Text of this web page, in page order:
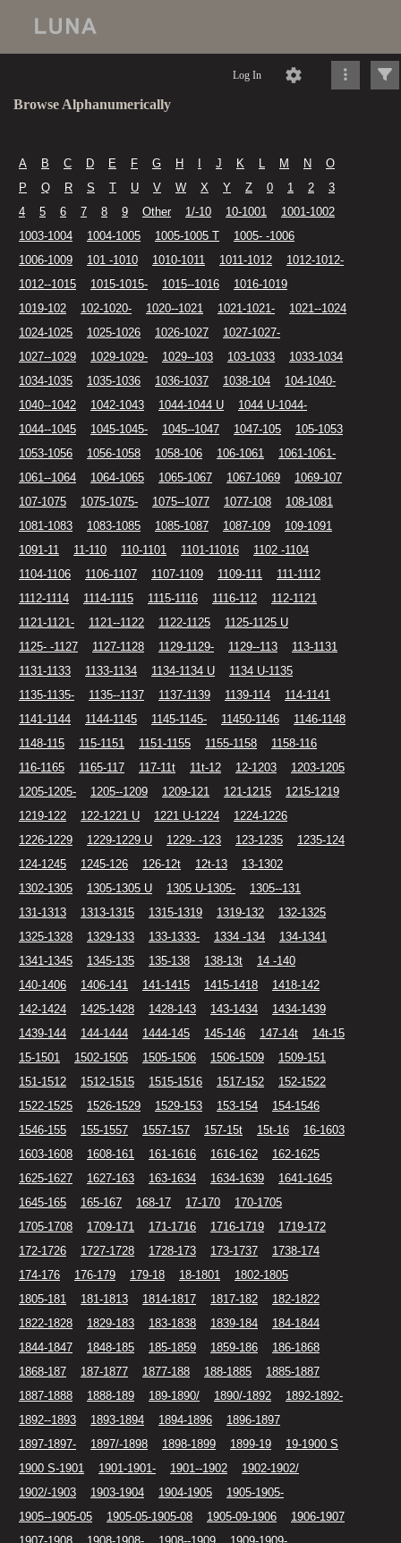
Log In
Browse Alphanumerically
A B C D E F G H J K L M N
O
P
Q R S T U V W X Y Z 0 1 2
3
4
5 6 7 8 9 Other 1/-10 10-1001
1001-1002
1003-1004
1004-1005 1005-1005 T
1005- -1006
1006-1009
101 -1010 1010-1011 1011-1012
1012-1012-
1012--1015
1015-1015- 1015--1016
1016-1019
1019-102
102-1020- 1020--1021 1021-1021-
1021--1024
1024-1025
1025-1026 1026-1027
1027-1027-
1027--1029
1029-1029- 1029--103 103-1033
1033-1034
1034-1035
1035-1036 1036-1037 1038-104
104-1040-
1040--1042
1042-1043 1044-1044 U
1044 U-1044-
1044--1045
1045-1045- 1045--1047 1047-105
105-1053
1053-1056
1056-1058 1058-106 106-1061
1061-1061-
1061--1064
1064-1065 1065-1067 1067-1069
1069-107
107-1075
1075-1075- 1075--1077 1077-108
108-1081
1081-1083
1083-1085 1085-1087 1087-109
109-1091
1091-11
11-110 110-1101 1101-11016
1102 -1104
1104-1106
1106-1107 1107-1109 1109-111
111-1112
1112-1114
1114-1115 1115-1116 1116-112
112-1121
1121-1121-
1121--1122 1122-1125
1125-1125 U
1125- -1127
1127-1128 1129-1129- 1129--113
113-1131
1131-1133
1133-1134 1134-1134 U
1134 U-1135
1135-1135-
1135--1137 1137-1139 1139-114
114-1141
1141-1144
1144-1145 1145-1145- 11450-1146
1146-1148
1148-115
115-1151 1151-1155 1155-1158
1158-116
116-1165
1165-117 117-11t 11t-12 12-1203
1203-1205
1205-1205-
1205--1209 1209-121 121-1215
1215-1219
1219-122
122-1221 U 1221 U-1224
1224-1226
1226-1229
1229-1229 U 1229- -123 123-1235
1235-124
124-1245
1245-126 126-12t 12t-13
13-1302
1302-1305
1305-1305 U 1305 U-1305-
1305--131
131-1313
1313-1315 1315-1319 1319-132
132-1325
1325-1328
1329-133 133-1333- 1334 -134
134-1341
1341-1345
1345-135 135-138 138-13t
14 -140
140-1406
1406-141 141-1415 1415-1418
1418-142
142-1424
1425-1428 1428-143 143-1434
1434-1439
1439-144
144-1444 1444-145 145-146 147-14t
14t-15
15-1501
1502-1505 1505-1506 1506-1509
1509-151
151-1512
1512-1515 1515-1516 1517-152
152-1522
1522-1525
1526-1529 1529-153 153-154
154-1546
1546-155
155-1557 1557-157 157-15t 15t-16
16-1603
1603-1608
1608-161 161-1616 1616-162
162-1625
1625-1627
1627-163 163-1634 1634-1639
1641-1645
1645-165
165-167 168-17 17-170
170-1705
1705-1708
1709-171 171-1716 1716-1719
1719-172
172-1726
1727-1728 1728-173 173-1737
1738-174
174-176
176-179 179-18 18-1801
1802-1805
1805-181
181-1813 1814-1817 1817-182
182-1822
1822-1828
1829-183 183-1838 1839-184
184-1844
1844-1847
1848-185 185-1859 1859-186
186-1868
1868-187
187-1877 1877-188 188-1885
1885-1887
1887-1888
1888-189 189-1890/ 1890/-1892
1892-1892-
1892--1893
1893-1894 1894-1896
1896-1897
1897-1897-
1897/-1898 1898-1899 1899-19
19-1900 S
1900 S-1901
1901-1901- 1901--1902
1902-1902/
1902/-1903
1903-1904 1904-1905
1905-1905-
1905--1905-05
1905-05-1905-08 1905-09-1906
1906-1907